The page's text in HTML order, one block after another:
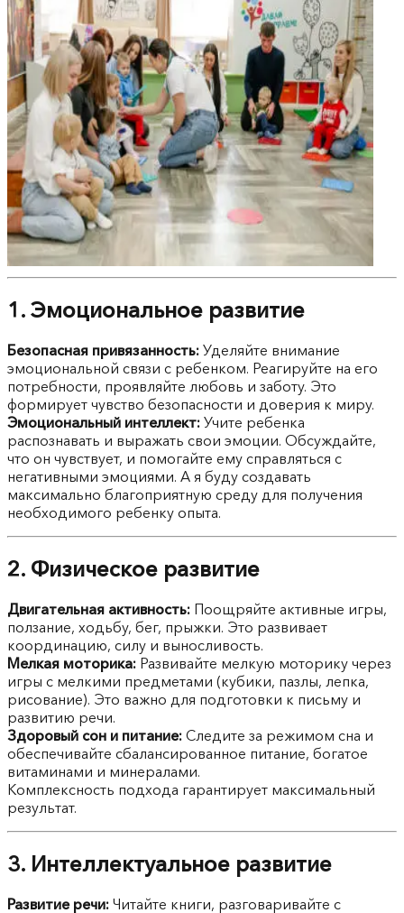
1. Эмоциональное развитие
Безопасная привязанность: Уделяйте внимание
эмоциональной связи с ребенком. Реагируйте на его
потребности, проявляйте любовь и заботу. Это
формирует чувство безопасности и доверия к миру.
Эмоциональный интеллект: Учите ребенка
распознавать и выражать свои эмоции. Обсуждайте,
что он чувствует, и помогайте ему справляться с
негативными эмоциями. А я буду создавать
максимально благоприятную среду для получения
необходимого ребенку опыта.
2. Физическое развитие
Двигательная активность: Поощряйте активные игры,
ползание, ходьбу, бег, прыжки. Это развивает
координацию, силу и выносливость.
Мелкая моторика: Развивайте мелкую моторику через
игры с мелкими предметами (кубики, пазлы, лепка,
рисование). Это важно для подготовки к письму и
развитию речи.
Здоровый сон и питание: Следите за режимом сна и
обеспечивайте сбалансированное питание, богатое
витаминами и минералами.
Комплексность подхода гарантирует максимальный
результат.
3. Интеллектуальное развитие
Развитие речи: Читайте книги, разговаривайте с